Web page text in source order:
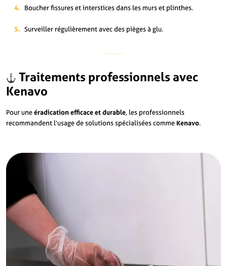
Boucher fissures et interstices dans les murs et plinthes.
Surveiller régulièrement avec des pièges à glu.
Traitements professionnels avec
Kenavo
Pour uneéradication efficace et durable, les professionnels
recommandent l’usage de solutions spécialisées commeKenavo.